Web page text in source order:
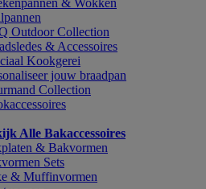
& Wokken
Outdoor Collection
& Accessoires
Kookgerei
jouw braadpan
Collection
Alle Bakaccessoires
& Bakvormen
Sets
& Muffinvormen